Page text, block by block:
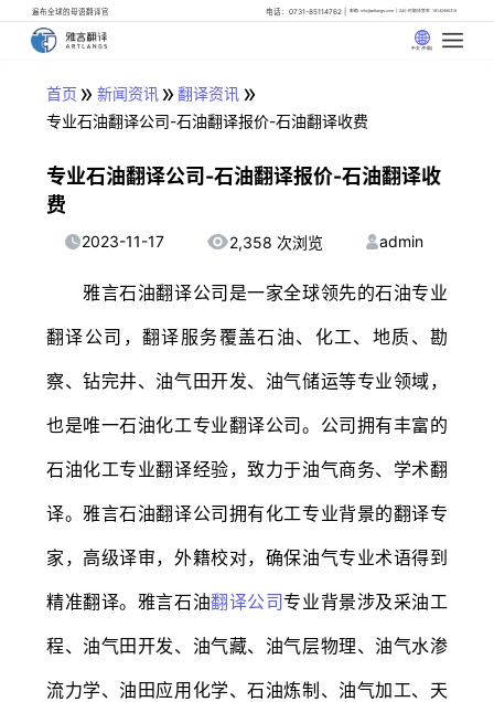
遍布全球的母语翻译官 电话：0731-85114762 邮箱: info@artlangs.com 24小时翻译管家: 18142666316
中文 (中国)
首页 » 新闻资讯» 翻译资讯 »
专业石油翻译公司-石油翻译报价-石油翻译收费
专业石油翻译公司-石油翻译报价-石油翻译收
费
2023-11-17 2,358 次浏览 admin
雅言石油翻译公司是一家全球领先的石油专业
翻译公司，翻译服务覆盖石油、化工、地质、勘
察、钻完井、油气田开发、油气储运等专业领域，
也是唯一石油化工专业翻译公司。公司拥有丰富的
石油化工专业翻译经验，致力于油气商务、学术翻
译。雅言石油翻译公司拥有化工专业背景的翻译专
家，高级译审，外籍校对，确保油气专业术语得到
精准翻译。雅言石油翻译公司专业背景涉及采油工
程、油气田开发、油气藏、油气层物理、油气水渗
流力学、油田应用化学、石油炼制、油气加工、天